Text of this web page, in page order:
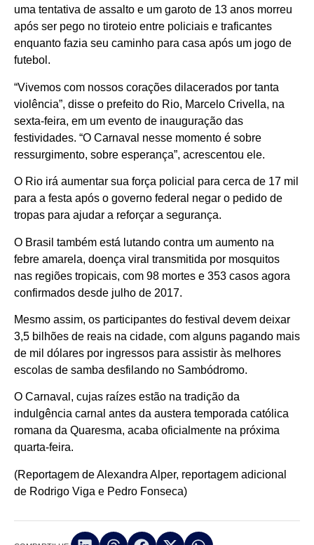
uma tentativa de assalto e um garoto de 13 anos morreu
após ser pego no tiroteio entre policiais e traficantes
enquanto fazia seu caminho para casa após um jogo de
futebol.
“Vivemos com nossos corações dilacerados por tanta
violência”, disse o prefeito do Rio, Marcelo Crivella, na
sexta-feira, em um evento de inauguração das
festividades. “O Carnaval nesse momento é sobre
ressurgimento, sobre esperança”, acrescentou ele.
O Rio irá aumentar sua força policial para cerca de 17 mil
para a festa após o governo federal negar o pedido de
tropas para ajudar a reforçar a segurança.
O Brasil também está lutando contra um aumento na
febre amarela, doença viral transmitida por mosquitos
nas regiões tropicais, com 98 mortes e 353 casos agora
confirmados desde julho de 2017.
Mesmo assim, os participantes do festival devem deixar
3,5 bilhões de reais na cidade, com alguns pagando mais
de mil dólares por ingressos para assistir às melhores
escolas de samba desfilando no Sambódromo.
O Carnaval, cujas raízes estão na tradição da
indulgência carnal antes da austera temporada católica
romana da Quaresma, acaba oficialmente na próxima
quarta-feira.
(Reportagem de Alexandra Alper, reportagem adicional
de Rodrigo Viga e Pedro Fonseca)